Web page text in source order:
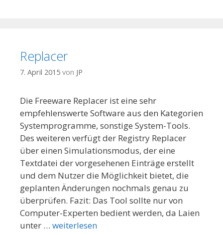
Replacer
7. April 2015 von JP
Die Freeware Replacer ist eine sehr
empfehlenswerte Software aus den Kategorien
Systemprogramme, sonstige System-Tools.
Des weiteren verfügt der Registry Replacer
über einen Simulationsmodus, der eine
Textdatei der vorgesehenen Einträge erstellt
und dem Nutzer die Möglichkeit bietet, die
geplanten Änderungen nochmals genau zu
überprüfen. Fazit: Das Tool sollte nur von
Computer-Experten bedient werden, da Laien
unter … weiterlesen